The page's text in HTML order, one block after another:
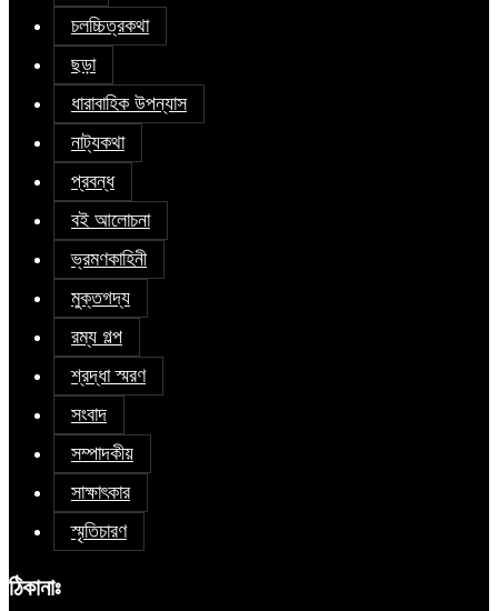
চলচ্চিত্রকথা
ছড়া
ধারাবাহিক উপন্যাস
নাট্যকথা
প্রবন্ধ
বই আলোচনা
ভ্রমণকাহিনী
মুক্তগদ্য
রম্য গল্প
শ্রদ্ধা স্মরণ
সংবাদ
সম্পাদকীয়
সাক্ষাৎকার
স্মৃতিচারণ
ঠিকানাঃ